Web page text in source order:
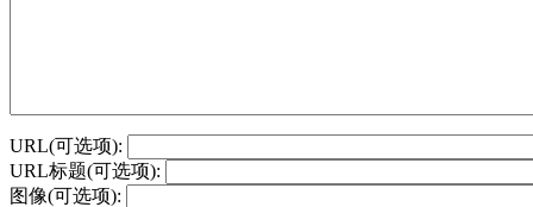
URL(可选项):
URL标题(可选项):
图像(可选项):